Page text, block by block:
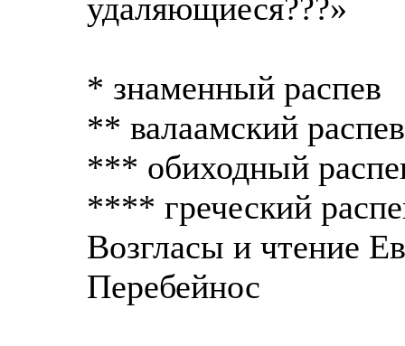
удаляющиеся???»
* знаменный распев
** валаамский
*** обиходный
**** греческий
Возгласы и чтение
Перебейнос